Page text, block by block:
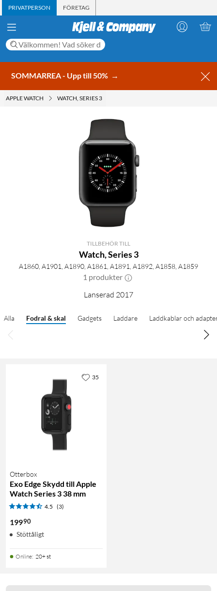
PRIVATPERSON FÖRETAG
SOMMARREA - Upp till 50% →
APPLE WATCH WATCH, SERIES 3
TILLBEHÖR TILL
Watch, Series 3
A1860, A1901, A1890, A1861, A1891, A1892, A1858, A1859
1 produkter
Lanserad 2017
Alla Fodral & skal Gadgets Laddare Laddkablar och
Otterbox
Exo Edge Skydd till Apple
Watch Series 3 38 mm
4.5 (3)
19990
Stöttåligt
Online: 20+ st
35